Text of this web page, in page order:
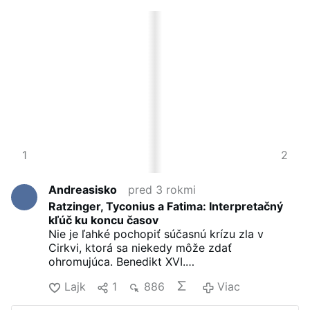
3 4
1 2
Andreasisko
pred 3 rokmi
Ratzinger, Tyconius a Fatima: Interpretačný
kľúč ku koncu časov
Nie je ľahké pochopiť súčasnú krízu zla v
Cirkvi, ktorá sa niekedy môže zdať
ohromujúca. Benedikt XVI.
Cirkvi pochopiť, ako demaskovať a nakoniec
poraziť zlo
Lajk 1 886 Viac